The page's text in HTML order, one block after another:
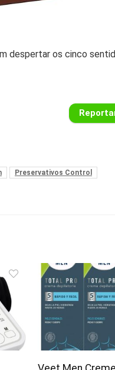
despertar os cinco
Preservativos Control